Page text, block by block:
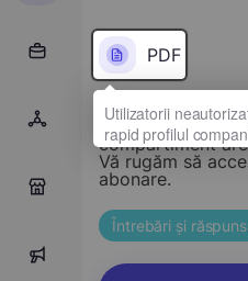
PDF
Stimate
compartiment
Vă rugăm să
abonare.
Întrebări și